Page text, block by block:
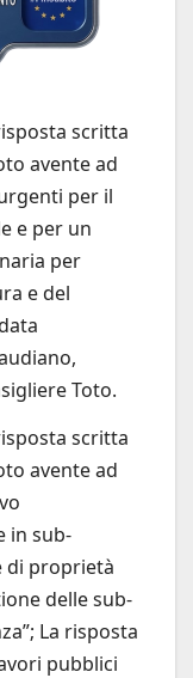
scritta
avente ad
per il
e per un
per
e del
Toto.
scritta
avente ad
in sub-
di proprietà
delle sub-
La risposta
pubblici